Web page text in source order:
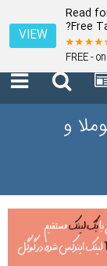
Read
Free
FREE -
VIEW
و